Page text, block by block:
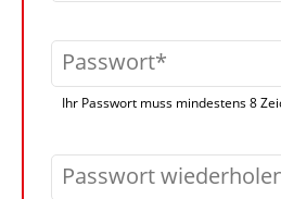
Passwort
Ihr Passwort muss mindestens 8
Passwort